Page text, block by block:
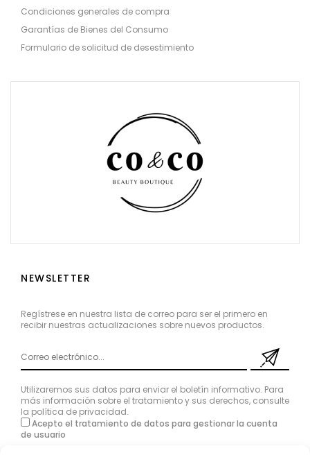
Condiciones generales de compra
Garantías de Bienes del Consumo
Formulario de solicitud de desestimiento
NEWSLETTER
Regístrese en nuestra lista de correo para ser el primero en
recibir nuestras actualizaciones sobre nuevos productos.
Utilizaremos sus datos para enviar el boletín informativo. Para
más información sobre el tratamiento y sus derechos, consulte
la política de privacidad.
Acepto el tratamiento de datos para gestionar la cuenta
de usuario